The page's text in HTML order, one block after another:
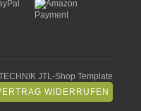
JTL-Shop Template
WIDERRUFEN